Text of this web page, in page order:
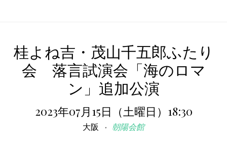
桂よね吉・茂山千五郎ふたり
会 落言試演会「海のロマ
ン」追加公演
2023年07月15日（土曜日）18:30
大阪 朝陽会館